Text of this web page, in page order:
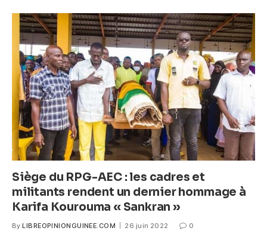
b
o
o
k
A
p
p
n
g
er
Siège du RPG-AEC : les cadres et
militants rendent un dernier hommage à
Karifa Kourouma « Sankran »
By LIBREOPINIONGUINEE.COM 26 juin 2022 0